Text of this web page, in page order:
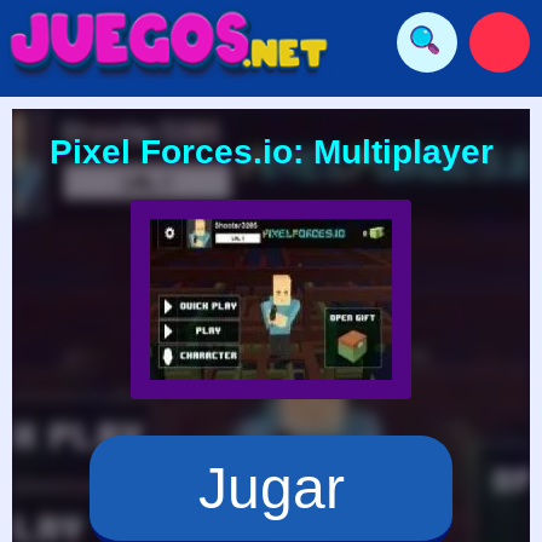
Pixel Forces.io: Multiplayer
Jugar